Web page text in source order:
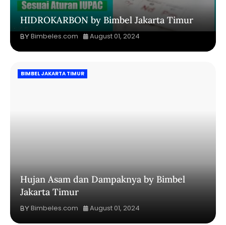
HIDROKARBON by Bimbel Jakarta Timur
Bimbeles.com August 01, 2024
BIMBEL JAKARTA TIMUR
Hujan Asam dan Dampaknya by Bimbel
Jakarta Timur
Bimbeles.com August 01, 2024